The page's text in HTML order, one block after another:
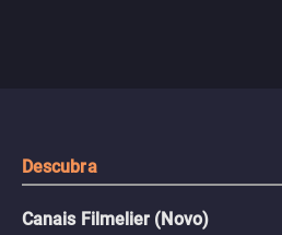
Descubra
Canais Filmelier (Novo)